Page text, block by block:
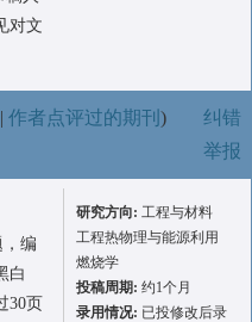
对文
| 作者点评过的期刊 )
纠错
举报
编
白
30页
研究方向: 工程与材料
工程热物理与能源利用
燃烧学
投稿周期: 约1个月
录用情况: 已投修改后录